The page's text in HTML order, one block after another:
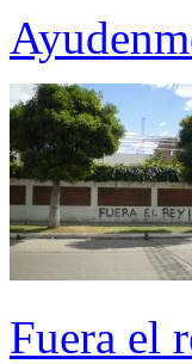
Fuera el